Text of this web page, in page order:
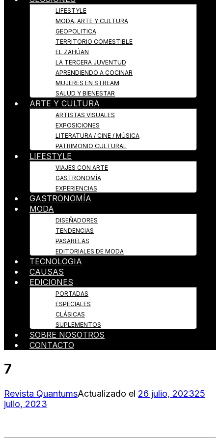
LIFESTYLE
MODA, ARTE Y CULTURA
GEOPOLITICA
TERRITORIO COMESTIBLE
EL ZAHÚAN
LA TERCERA JUVENTUD
APRENDIENDO A COCINAR
MUJERES EN STREAM
SALUD Y BIENESTAR
ARTE Y CULTURA
ARTISTAS VISUALES
EXPOSICIONES
LITERATURA / CINE / MÚSICA
PATRIMONIO CULTURAL
LIFESTYLE
VIAJES CON ARTE
GASTRONOMÍA
EXPERIENCIAS
GASTRONOMÍA
MODA
DISEÑADORES
TENDENCIAS
PASARELAS
EDITORIALES DE MODA
TECNOLOGIA
CAUSAS
EDICIONES
PORTADAS
ESPECIALES
CLÁSICAS
SUPLEMENTOS
SOBRE NOSOTROS
CONTACTO
7
Revista QuantumsActualizado el 26 julio, 202325
julio, 2023